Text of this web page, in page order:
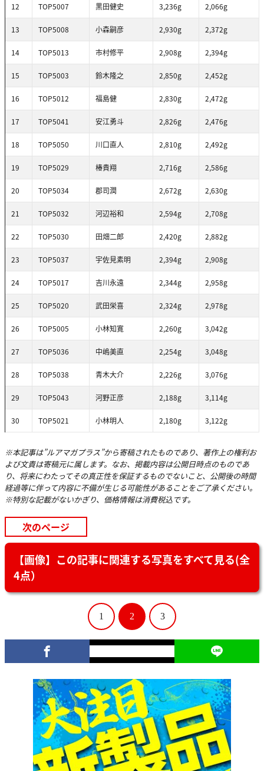
12 TOP5007 黒田健史 3,236g 2,066g
13 TOP5008 小森嗣彦 2,930g 2,372g
14 TOP5013 市村修平 2,908g 2,394g
15 TOP5003 鈴木隆之 2,850g 2,452g
16 TOP5012 福島健 2,830g 2,472g
17 TOP5041 安江勇斗 2,826g 2,476g
18 TOP5050 川口直人 2,810g 2,492g
19 TOP5029 椿貴翔 2,716g 2,586g
20 TOP5034 郡司潤 2,672g 2,630g
21 TOP5032 河辺裕和 2,594g 2,708g
22 TOP5030 田畑二郎 2,420g 2,882g
23 TOP5037 宇佐見素明 2,394g 2,908g
24 TOP5017 吉川永遠 2,344g 2,958g
25 TOP5020 武田栄喜 2,324g 2,978g
26 TOP5005 小林知寛 2,260g 3,042g
27 TOP5036 中嶋美直 2,254g 3,048g
28 TOP5038 青木大介 2,226g 3,076g
29 TOP5043 河野正彦 2,188g 3,114g
30 TOP5021 小林明人 2,180g 3,122g
※本記事は”ルアマガプラス”から寄稿されたものであり、著作上の権利お
よび文責は寄稿元に属します。なお、掲載内容は公開日時点のものであ
り、将来にわたってその真正性を保証するものでないこと、公開後の時間
経過等に伴って内容に不備が生じる可能性があることをご了承ください。
※特別な記載がないかぎり、価格情報は消費税込です。
次のページ
【画像】この記事に関連する写真をすべて見る(全
4点）
1 2 3